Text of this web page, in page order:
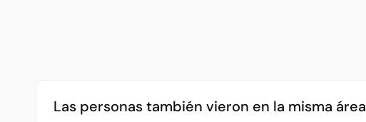
Las personas también vieron en la misma área